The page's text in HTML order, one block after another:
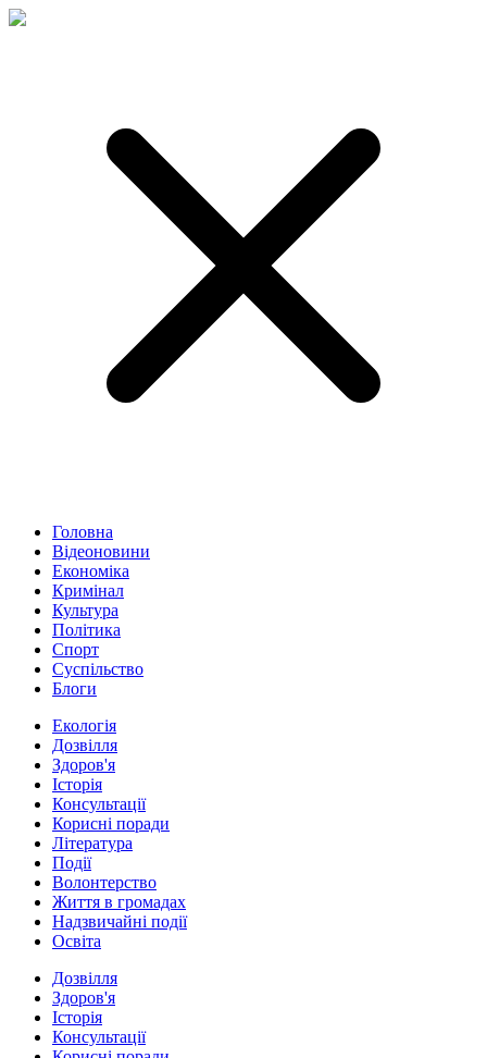
Головна
Відеоновини
Економіка
Кримінал
Культура
Політика
Спорт
Суспільство
Блоги
Екологія
Дозвілля
Здоров'я
Історія
Консультації
Корисні поради
Література
Події
Волонтерство
Життя в громадах
Надзвичайні події
Освіта
Дозвілля
Здоров'я
Історія
Консультації